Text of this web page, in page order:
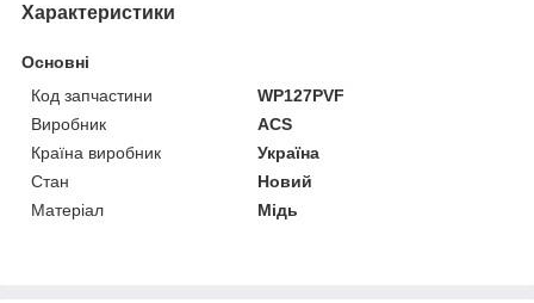
Характеристики
Основні
Код запчастини
WP127PVF
Виробник
ACS
Країна виробник
Україна
Стан
Новий
Матеріал
Мідь